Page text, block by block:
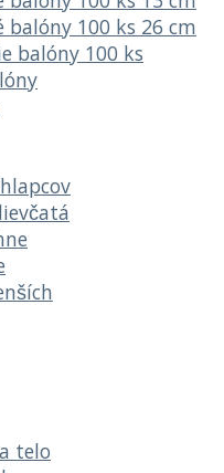
balóny 100 ks 26 cm
balóny 100 ks
telo